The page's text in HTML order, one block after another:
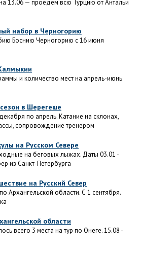
13.06 — проедем всю Турцию от Антальи
набор в Черногорию
Боснию Черногорию с 16 июня
и количество мест на апрель-июнь
в Шерегеше
по апрель. Катание на склонах,
сопровождение тренером
на Русском Севере
на беговых лыжах. Даты 03.01 -
из Санкт-Петербурга
на Русский Север
Архангельской области. С 1 сентября.
области
всего 3 места на тур по Онеге. 15.08 -